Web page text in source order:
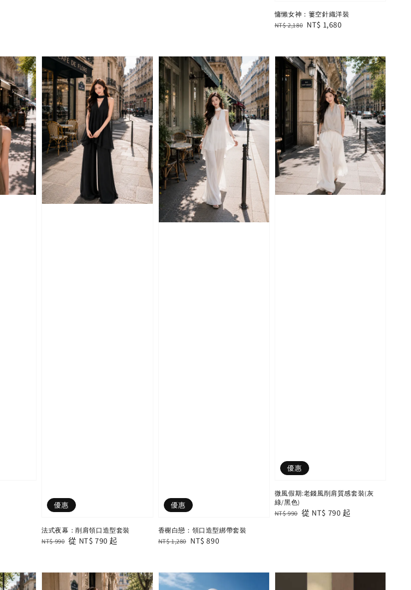
慵懶女神：簍空針織洋裝
Regular
NT$ 2,180 Sale
NT$ 1,680
優惠
法式夜幕：削肩領口造型套裝
Regular
NT$ 990 Sale
從 NT$ 790 起
優惠
香榭白戀：領口造型綁帶套裝
Regular
NT$ 1,280 Sale
NT$ 890
優惠
微風假期:老錢風削肩質感套裝(灰
綠/黑色)
Regular
NT$ 990 Sale
從 NT$ 790 起